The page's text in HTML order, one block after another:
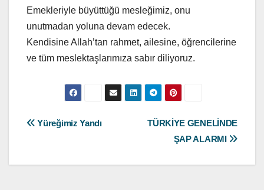
Emekleriyle büyüttüğü mesleğimiz, onu
unutmadan yoluna devam edecek.
Kendisine Allah’tan rahmet, ailesine, öğrencilerine
ve tüm meslektaşlarımıza sabır diliyoruz.
Yazı
TÜRKİYE GENELİNDE
ŞAP ALARMI
Yüreğimiz Yandı